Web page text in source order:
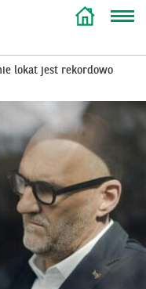
lokat jest rekordowo